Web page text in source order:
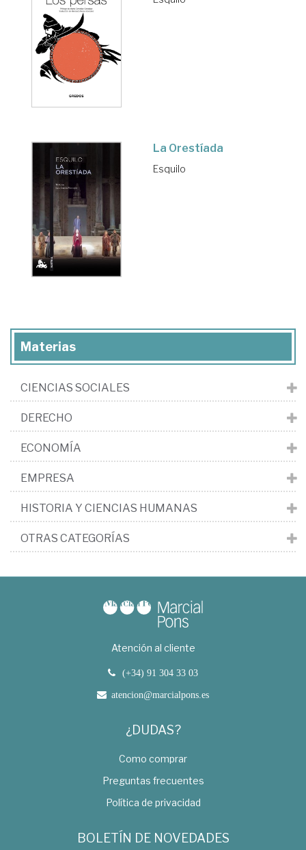
La Orestíada
Esquilo
Materias
CIENCIAS SOCIALES
DERECHO
ECONOMÍA
EMPRESA
HISTORIA Y CIENCIAS HUMANAS
OTRAS CATEGORÍAS
Atención al cliente
(+34) 91 304 33 03
atencion@marcialpons.es
¿DUDAS?
Como comprar
Preguntas frecuentes
Política de privacidad
BOLETÍN DE NOVEDADES